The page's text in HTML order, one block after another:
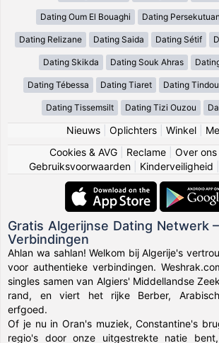
Dating Oum El Bouaghi Dating
Dating Relizane Dating Saida Dating Sétif
Dating Skikda Dating Souk Ahras
Dating Tébessa Dating Tiaret Dating
Dating Tissemsilt Dating Tizi Ouzou
Nieuws| Oplichters| Winkel|
Cookies & AVG
Reclame Over ons
Gebruiksvoorwaarden
Kinderveiligheid
Gratis Algerijnse Dating Netwerk
Verbindingen
Ahlan wa sahlan! Welkom bij Algerije's
voor authentieke verbindingen.
singles samen van Algiers' Middellandse
rand, en viert het rijke Berber,
erfgoed.
Of je nu in Oran's muziek, Constantine's
regio's door onze uitgestrekte natie